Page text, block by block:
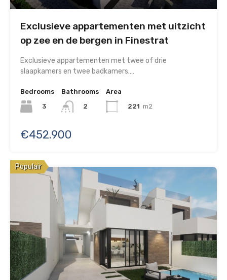
Exclusieve appartementen met uitzicht
op zee en de bergen in Finestrat
Exclusieve appartementen met twee of drie
slaapkamers en twee badkamers.…
Bedrooms
3
Bathrooms
2
Area
221 m2
€452.900
Populair